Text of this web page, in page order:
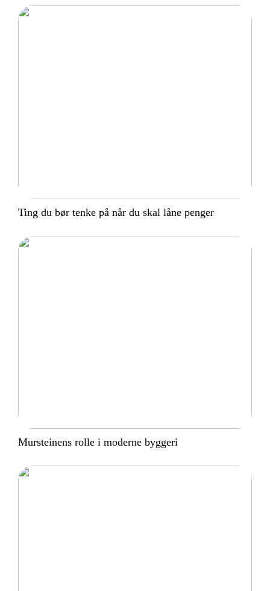
Ting du bør tenke på når du skal låne penger
Mursteinens rolle i moderne byggeri